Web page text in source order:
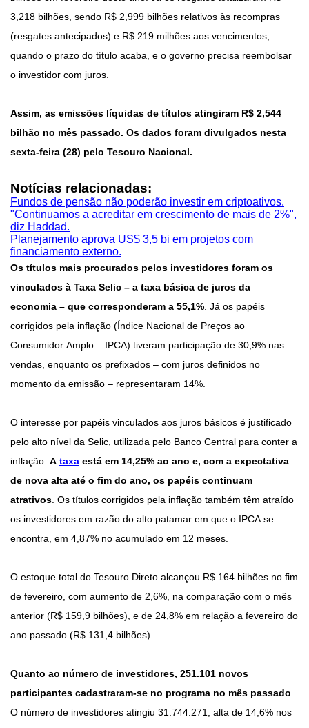
3,218 bilhões, sendo R$ 2,999 bilhões relativos às recompras
(resgates antecipados) e R$ 219 milhões aos vencimentos,
quando o prazo do título acaba, e o governo precisa reembolsar
o investidor com juros.
Assim, as emissões líquidas de títulos atingiram R$ 2,544
bilhão no mês passado. Os dados foram divulgados nesta
sexta-feira (28) pelo Tesouro Nacional.
Notícias relacionadas:
Fundos de pensão não poderão investir em criptoativos.
"Continuamos a acreditar em crescimento de mais de 2%",
diz Haddad.
Planejamento aprova US$ 3,5 bi em projetos com
financiamento externo.
Os títulos mais procurados pelos investidores foram os
vinculados à Taxa Selic – a taxa básica de juros da
economia – que corresponderam a 55,1%. Já os papéis
corrigidos pela inflação (Índice Nacional de Preços ao
Consumidor Amplo – IPCA) tiveram participação de 30,9% nas
vendas, enquanto os prefixados – com juros definidos no
momento da emissão – representaram 14%.
O interesse por papéis vinculados aos juros básicos é justificado
pelo alto nível da Selic, utilizada pelo Banco Central para conter a
inflação. A taxa está em 14,25% ao ano e, com a expectativa
de nova alta até o fim do ano, os papéis continuam
atrativos. Os títulos corrigidos pela inflação também têm atraído
os investidores em razão do alto patamar em que o IPCA se
encontra, em 4,87% no acumulado em 12 meses.
O estoque total do Tesouro Direto alcançou R$ 164 bilhões no fim
de fevereiro, com aumento de 2,6%, na comparação com o mês
anterior (R$ 159,9 bilhões), e de 24,8% em relação a fevereiro do
ano passado (R$ 131,4 bilhões).
Quanto ao número de investidores, 251.101 novos
participantes cadastraram-se no programa no mês passado.
O número de investidores atingiu 31.744.271, alta de 14,6% nos